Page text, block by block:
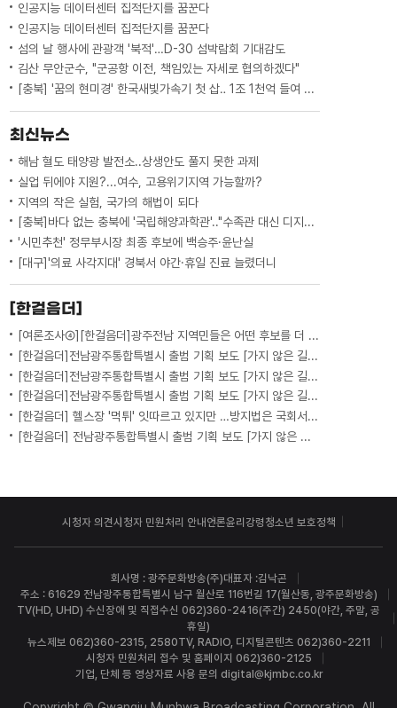
인공지능 데이터센터 집적단지를 꿈꾼다
인공지능 데이터센터 집적단지를 꿈꾼다
섬의 날 행사에 관광객 '북적'…D-30 섬박람회 기대감도
김산 무안군수, "군공항 이전, 책임있는 자세로 협의하겠다"
[충북] '꿈의 현미경' 한국새빛가속기 첫 삽‥ 1조 1천억 들여 2029년 완공
최신뉴스
해남 혈도 태양광 발전소..상생안도 풀지 못한 과제
실업 뒤에야 지원?...여수, 고용위기지역 가능할까?
지역의 작은 실험, 국가의 해법이 되다
[충북]바다 없는 충북에 '국립해양과학관'.."수족관 대신 디지털 아쿠아리움"
'시민추천' 정무부시장 최종 후보에 백승주·윤난실
[대구]'의료 사각지대' 경북서 야간·휴일 진료 늘렸더니
[한걸음더]
[여론조사④][한걸음더]광주전남 지역민들은 어떤 후보를 더 선호할까.. 변수는?
[한걸음더]전남광주통합특별시 출범 기획 보도 [가지 않은 길] 5편 프랑스 헌법에 새긴 '지방 분권'..전남광주 통합 성공 조건은?
[한걸음더]전남광주통합특별시 출범 기획 보도 [가지 않은 길] 4편 프랑스 지역 통합 10년 성적표
[한걸음더]전남광주통합특별시 출범 기획 보도 [가지 않은 길] 3편 프랑스 통합 10년 지났지만..."우린 여전히 알자스인"
[한걸음더] 헬스장 '먹튀' 잇따르고 있지만 …방지법은 국회서 낮잠
[한걸음더] 전남광주통합특별시 출범 기획 보도 [가지 않은 길] 2편 지방이 주도한 투자..'유럽 상위 5개 지역' 도약 비결은?
시청자 의견시청자 민원처리 안내언론윤리강령 청소년 보호정책
회사명 : 광주문화방송(주)대표자 :김낙곤
주소 : 61629 전남광주통합특별시 남구 월산로 116번길 17(월산동, 광주문화방송)
TV(HD, UHD) 수신장애 및 직접수신 062)360-2416(주간) 2450(야간, 주말, 공
휴일)
뉴스제보 062)360-2315, 2580TV, RADIO, 디지털콘텐츠 062)360-2211
시청자 민원처리 접수 및 홈페이지 062)360-2125
기업, 단체 등 영상자료 사용 문의 digital@kjmbc.co.kr